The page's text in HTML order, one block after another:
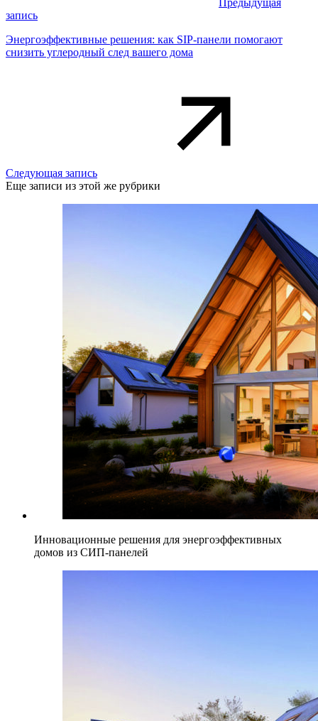
запись
Энергоэффективные решения: как SIP-панели помогают
снизить углеродный след вашего дома
Следующая запись
Еще записи из этой же рубрики
Инновационные решения для энергоэффективных
домов из СИП-панелей